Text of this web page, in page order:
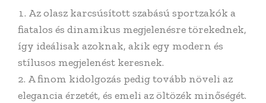
Az olasz karcsúsított szabású sportzakók a
fiatalos és dinamikus megjelenésre törekednek,
így ideálisak azoknak, akik egy modern és
stílusos megjelenést keresnek.
A finom kidolgozás pedig tovább növeli az
elegancia érzetét, és emeli az öltözék minőségét.